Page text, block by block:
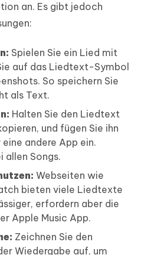
an. Es gibt jedoch
Spielen Sie ein Lied mit
auf das Liedtext-Symbol
So speichern Sie
als Text.
Halten Sie den Liedtext
und fügen Sie ihn
andere App ein.
allen Songs.
Webseiten wie
bieten viele Liedtexte
erfordern aber die
Apple Music App.
Zeichnen Sie den
Wiedergabe auf, um